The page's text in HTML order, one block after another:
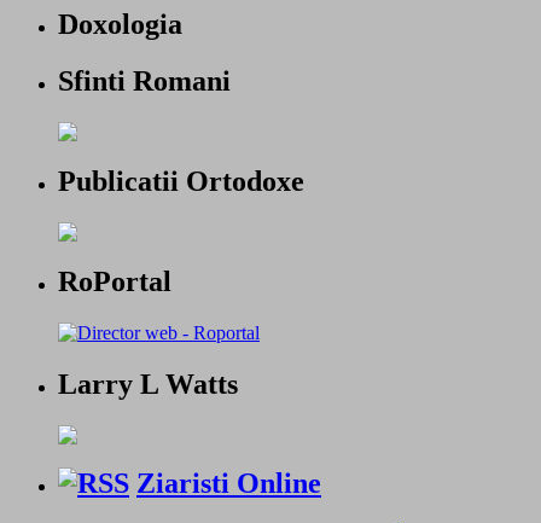
Doxologia
Sfinti Romani
Publicatii Ortodoxe
RoPortal
Larry L Watts
Ziaristi Online